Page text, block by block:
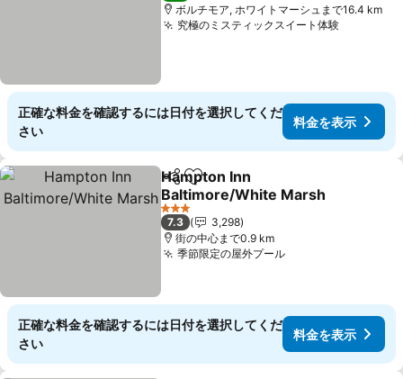
ボルチモア, ホワイトマーシュまで16.4 km
究極のミスティックスイート体験料金を表
正確な料金を確認するには日付を選択してくだ
さい
料金を表示
シェアお気に入りに追加
Hampton Inn
Baltimore/White Marsh
料金を表示
3 ホテルのランク
7.3
3,298
街の中心まで0.9 km
季節限定の屋外プール料金を表示
正確な料金を確認するには日付を選択してくだ
さい
料金を表示